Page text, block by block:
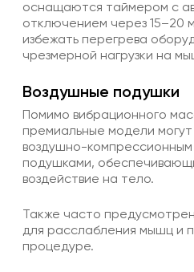
оснащаются таймером с
отключением через 15–20
избежать перегрева
чрезмерной нагрузки на
Воздушные подушки
Помимо вибрационного
премиальные модели
воздушно-
подушками,
воздействие на тело.
Также часто
для расслабления мышц и
процедуре.